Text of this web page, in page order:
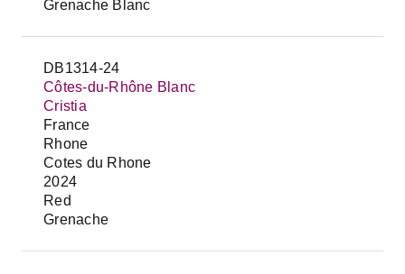
Grenache Blanc
DB1314-24
Côtes-du-Rhône Blanc
Cristia
France
Rhone
Cotes du Rhone
2024
Red
Grenache